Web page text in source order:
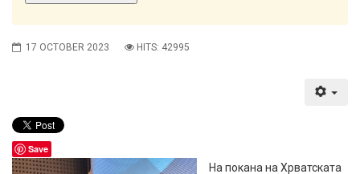
17 OCTOBER 2023 HITS: 42995
Save
На покана на Хрватската